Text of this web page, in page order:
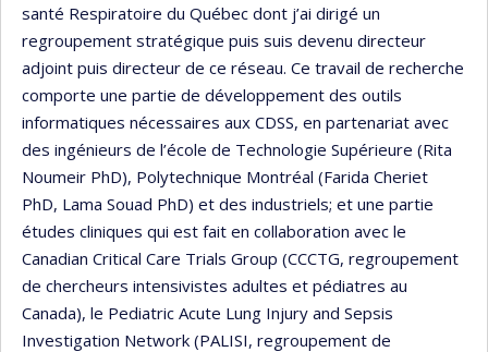
santé Respiratoire du Québec dont j’ai dirigé un
regroupement stratégique puis suis devenu directeur
adjoint puis directeur de ce réseau. Ce travail de recherche
comporte une partie de développement des outils
informatiques nécessaires aux CDSS, en partenariat avec
des ingénieurs de l’école de Technologie Supérieure (Rita
Noumeir PhD), Polytechnique Montréal (Farida Cheriet
PhD, Lama Souad PhD) et des industriels; et une partie
études cliniques qui est fait en collaboration avec le
Canadian Critical Care Trials Group (CCCTG, regroupement
de chercheurs intensivistes adultes et pédiatres au
Canada), le Pediatric Acute Lung Injury and Sepsis
Investigation Network (PALISI, regroupement de